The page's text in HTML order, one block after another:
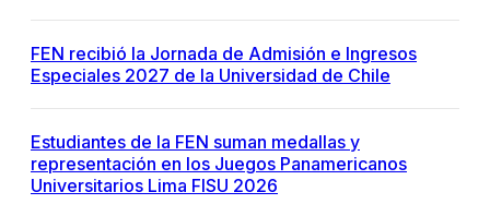
FEN recibió la Jornada de Admisión e Ingresos
Especiales 2027 de la Universidad de Chile
Estudiantes de la FEN suman medallas y
representación en los Juegos Panamericanos
Universitarios Lima FISU 2026